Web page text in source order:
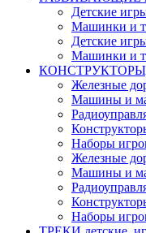
Детские
Машинки и
Детские
Машинки и
КОНСТРУКТОРЫ,
Железные
Машины и
Наборы
Железные
Машины и
Наборы